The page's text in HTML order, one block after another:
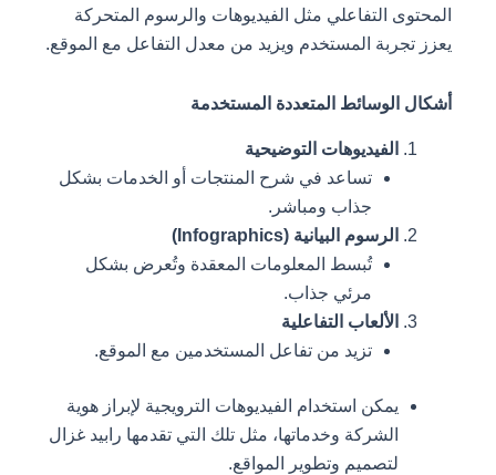
المحتوى التفاعلي مثل الفيديوهات والرسوم المتحركة
يعزز تجربة المستخدم ويزيد من معدل التفاعل مع الموقع.
أشكال الوسائط المتعددة المستخدمة
الفيديوهات التوضيحية
تساعد في شرح المنتجات أو الخدمات بشكل
جذاب ومباشر.
الرسوم البيانية (Infographics)
تُبسط المعلومات المعقدة وتُعرض بشكل
مرئي جذاب.
الألعاب التفاعلية
تزيد من تفاعل المستخدمين مع الموقع.
يمكن استخدام الفيديوهات الترويجية لإبراز هوية
الشركة وخدماتها، مثل تلك التي تقدمها رابيد غزال
لتصميم وتطوير المواقع.